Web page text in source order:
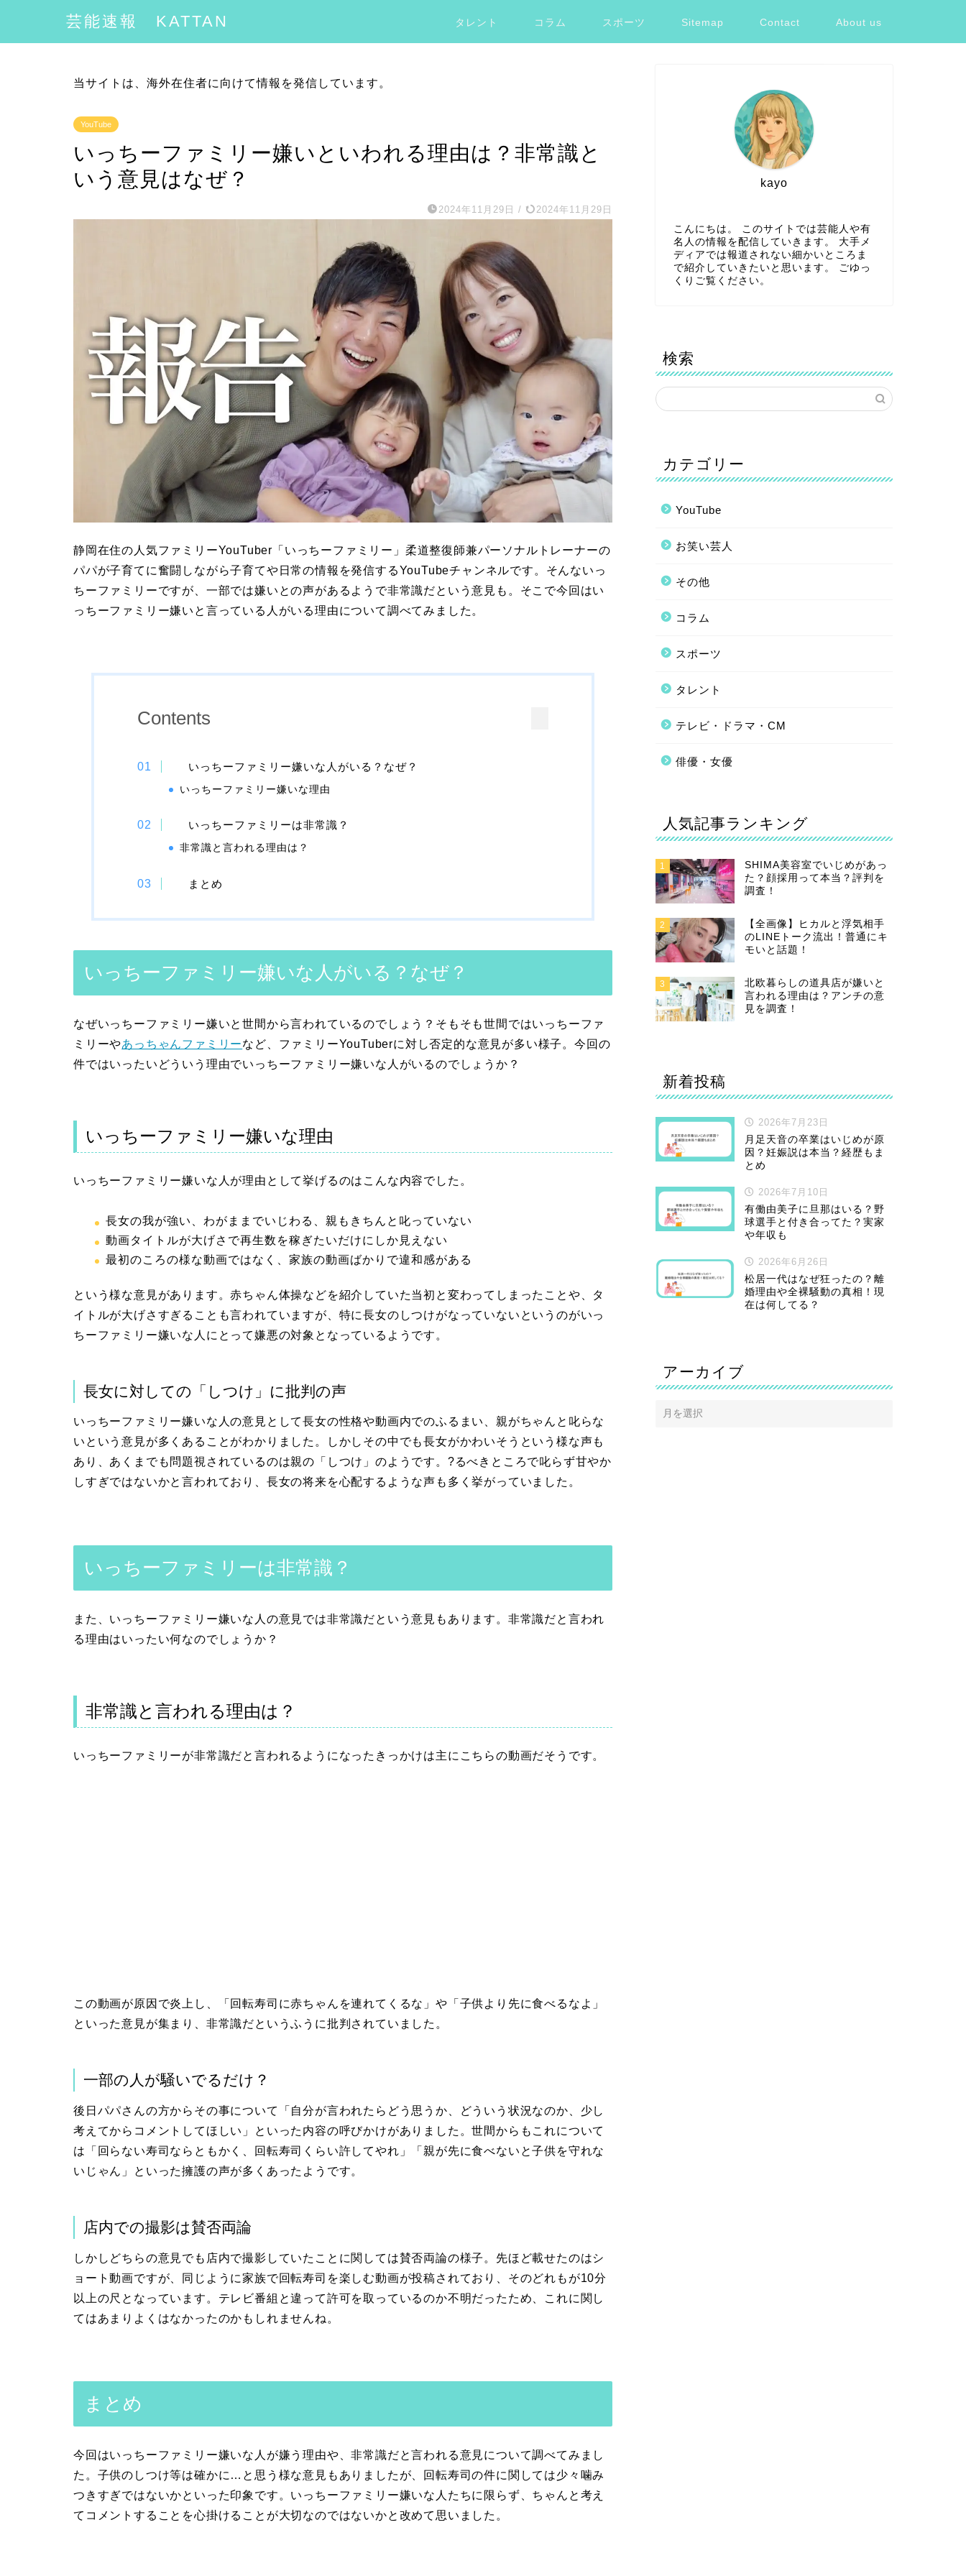
芸能速報 KATTAN タレント コラム スポーツ Sitemap Contact About us
当サイトは、海外在住者に向けて情報を発信しています。
YouTube
いっちーファミリー嫌いといわれる理由は？非常識と
いう意見はなぜ？
2024年11月29日 / 2024年11月29日
静岡在住の人気ファミリーYouTuber「いっちーファミリー」柔道整復師兼パーソナルトレーナーの
パパが子育てに奮闘しながら子育てや日常の情報を発信するYouTubeチャンネルです。そんないっ
ちーファミリーですが、一部では嫌いとの声があるようで非常識だという意見も。そこで今回はい
っちーファミリー嫌いと言っている人がいる理由について調べてみました。
Contents
いっちーファミリー嫌いな人がいる？なぜ？
いっちーファミリー嫌いな理由
いっちーファミリーは非常識？
非常識と言われる理由は？
まとめ
いっちーファミリー嫌いな人がいる？なぜ？
なぜいっちーファミリー嫌いと世間から言われているのでしょう？そもそも世間ではいっちーファ
ミリーやあっちゃんファミリーなど、ファミリーYouTuberに対し否定的な意見が多い様子。今回の
件ではいったいどういう理由でいっちーファミリー嫌いな人がいるのでしょうか？
いっちーファミリー嫌いな理由
いっちーファミリー嫌いな人が理由として挙げるのはこんな内容でした。
長女の我が強い、わがままでいじわる、親もきちんと叱っていない
動画タイトルが大げさで再生数を稼ぎたいだけにしか見えない
最初のころの様な動画ではなく、家族の動画ばかりで違和感がある
という様な意見があります。赤ちゃん体操などを紹介していた当初と変わってしまったことや、タ
イトルが大げさすぎることも言われていますが、特に長女のしつけがなっていないというのがいっ
ちーファミリー嫌いな人にとって嫌悪の対象となっているようです。
長女に対しての「しつけ」に批判の声
いっちーファミリー嫌いな人の意見として長女の性格や動画内でのふるまい、親がちゃんと叱らな
いという意見が多くあることがわかりました。しかしその中でも長女がかわいそうという様な声も
あり、あくまでも問題視されているのは親の「しつけ」のようです。?るべきところで叱らず甘やか
しすぎではないかと言われており、長女の将来を心配するような声も多く挙がっていました。
いっちーファミリーは非常識？
また、いっちーファミリー嫌いな人の意見では非常識だという意見もあります。非常識だと言われ
る理由はいったい何なのでしょうか？
非常識と言われる理由は？
いっちーファミリーが非常識だと言われるようになったきっかけは主にこちらの動画だそうです。
この動画が原因で炎上し、「回転寿司に赤ちゃんを連れてくるな」や「子供より先に食べるなよ」
といった意見が集まり、非常識だというふうに批判されていました。
一部の人が騒いでるだけ？
後日パパさんの方からその事について「自分が言われたらどう思うか、どういう状況なのか、少し
考えてからコメントしてほしい」といった内容の呼びかけがありました。世間からもこれについて
は「回らない寿司ならともかく、回転寿司くらい許してやれ」「親が先に食べないと子供を守れな
いじゃん」といった擁護の声が多くあったようです。
店内での撮影は賛否両論
しかしどちらの意見でも店内で撮影していたことに関しては賛否両論の様子。先ほど載せたのはシ
ョート動画ですが、同じように家族で回転寿司を楽しむ動画が投稿されており、そのどれもが10分
以上の尺となっています。テレビ番組と違って許可を取っているのか不明だったため、これに関し
てはあまりよくはなかったのかもしれませんね。
まとめ
今回はいっちーファミリー嫌いな人が嫌う理由や、非常識だと言われる意見について調べてみまし
た。子供のしつけ等は確かに…と思う様な意見もありましたが、回転寿司の件に関しては少々噛み
つきすぎではないかといった印象です。いっちーファミリー嫌いな人たちに限らず、ちゃんと考え
てコメントすることを心掛けることが大切なのではないかと改めて思いました。
kayo
こんにちは。 このサイトでは芸能人や有
名人の情報を配信していきます。 大手メ
ディアでは報道されない細かいところま
で紹介していきたいと思います。 ごゆっ
くりご覧ください。
検索
カテゴリー
YouTube
お笑い芸人
その他
コラム
スポーツ
タレント
テレビ・ドラマ・CM
俳優・女優
人気記事ランキング
1
SHIMA美容室でいじめがあっ
た？顔採用って本当？評判を
調査！
2
【全画像】ヒカルと浮気相手
のLINEトーク流出！普通にキ
モいと話題！
3
北欧暮らしの道具店が嫌いと
言われる理由は？アンチの意
見を調査！
新着投稿
2026年7月23日
月足天音の卒業はいじめが原
因？妊娠説は本当？経歴もま
とめ
2026年7月10日
有働由美子に旦那はいる？野
球選手と付き合ってた？実家
や年収も
2026年6月26日
松居一代はなぜ狂ったの？離
婚理由や全裸騒動の真相！現
在は何してる？
アーカイブ